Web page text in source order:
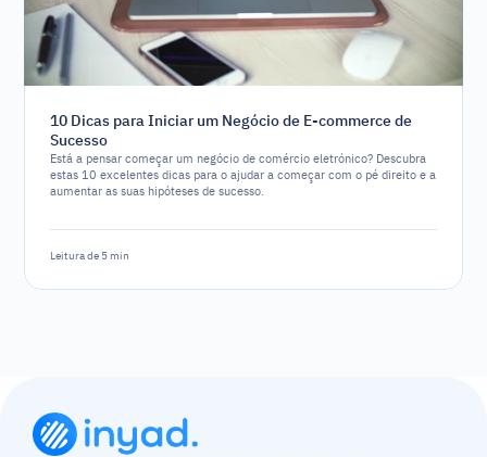
10 Dicas para Iniciar um Negócio de E-commerce de
Sucesso
Está a pensar começar um negócio de comércio eletrónico? Descubra
estas 10 excelentes dicas para o ajudar a começar com o pé direito e a
aumentar as suas hipóteses de sucesso.
Leitura de 5 min